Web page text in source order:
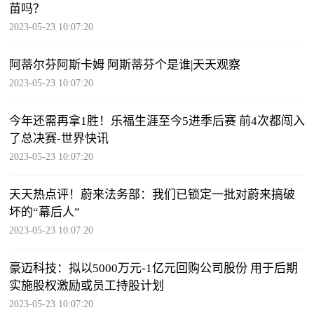
苗吗？
2023-05-23 10:07:20
阿蒂尔芬阿斯卡姆 阿斯蒂芬个是谁|天天观察
2023-05-23 10:07:20
今年还需再拿1胜！乐福生涯至今5进季后赛 前4次都闯入
了总决赛-世界快讯
2023-05-23 10:07:20
天天热点评！蔚来法务部：我们已锁定一批对蔚来搞破
坏的“幕后人”
2023-05-23 10:07:20
豪迈科技：拟以5000万元-1亿元回购公司股份 用于后期
实施股权激励或员工持股计划
2023-05-23 10:07:20